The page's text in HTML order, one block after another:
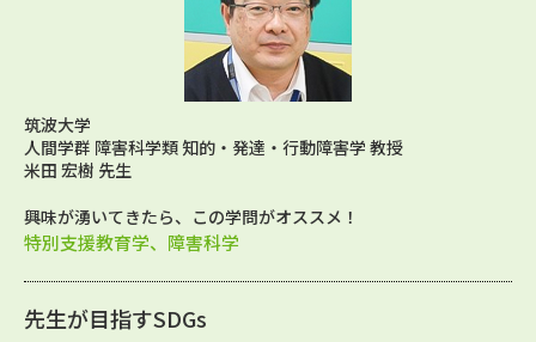
筑波大学
人間学群 障害科学類 知的・発達・行動障害学 教授
米田 宏樹 先生
興味が湧いてきたら、この学問がオススメ！
特別支援教育学、障害科学
先生が目指すSDGs